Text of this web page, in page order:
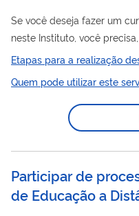
Se você deseja fazer um
neste Instituto, você
seletivo, matricular-se no
serviço.
Etapas para a realização
Quem pode utilizar este
Participar de
de Educação a